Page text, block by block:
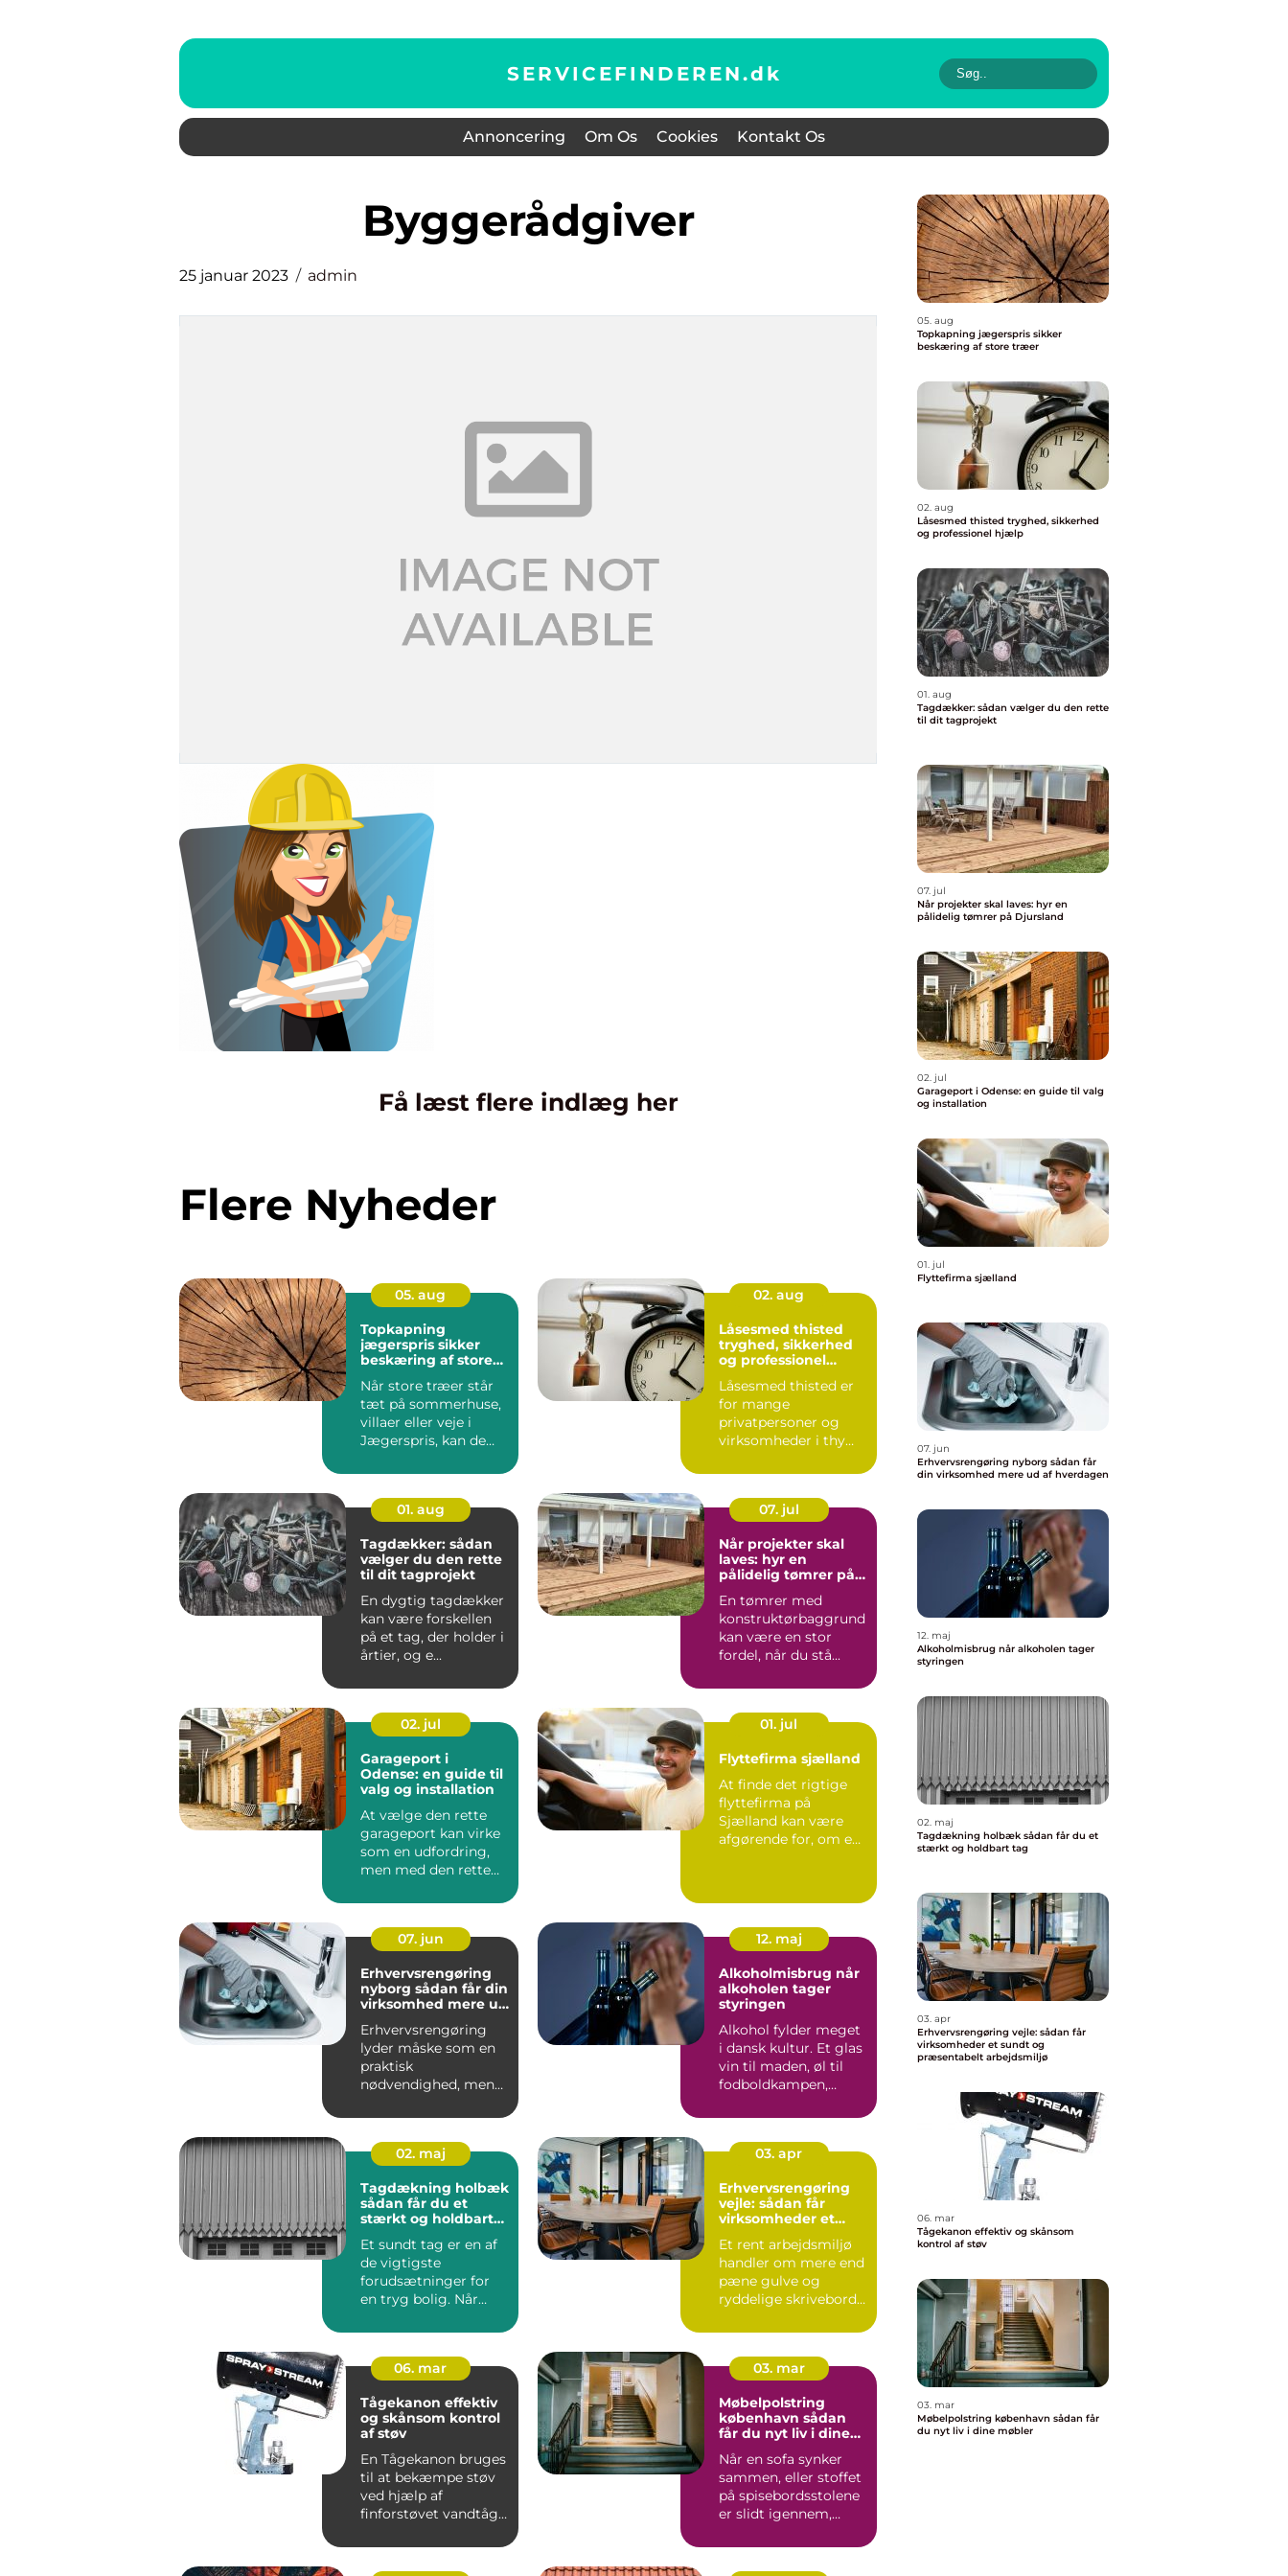
SERVICEFINDEREN.dk
Annoncering Om Os Cookies Kontakt Os
byggerådgiver
25 januar 2023 admin
Få læst flere indlæg her
Flere Nyheder
05. aug
Topkapning
jægerspris sikker
beskæring af store
Når store træer står
tæt på sommerhuse,
villaer eller veje i
Jægerspris, kan de
02. aug
Låsesmed thisted
tryghed, sikkerhed
og professionel
Låsesmed thisted er
for mange
privatpersoner og
virksomheder i thy
tryghed, hurtig hjæ...
01. aug
Tagdækker: sådan
vælger du den rette
til dit tagprojekt
En dygtig tagdækker
kan være forskellen
på et tag, der holder i
årtier, og e...
07. jul
Når projekter skal
laves: hyr en
pålidelig tømrer på
En tømrer med
konstruktørbaggrund
kan være en stor
fordel, når du stå...
02. jul
Garageport i
Odense: en guide til
valg og installation
At vælge den rette
garageport kan virke
som en udfordring,
men med den rette
01. jul
Flyttefirma sjælland
At finde det rigtige
flyttefirma på
Sjælland kan være
afgørende for, om en
07. jun
Erhvervsrengøring
nyborg sådan får din
virksomhed mere ud
Erhvervsrengøring
lyder måske som en
praktisk
nødvendighed, men
virksomheder i
Nyborg er d...
12. maj
Alkoholmisbrug når
alkoholen tager
styringen
Alkohol fylder meget
i dansk kultur. Et glas
vin til maden, øl til
fodboldkampen,
02. maj
Tagdækning holbæk
sådan får du et
stærkt og holdbart
Et sundt tag er en af
de vigtigste
forudsætninger for
en tryg bolig. Når
fugt f...
03. apr
Erhvervsrengøring
vejle: sådan får
virksomheder et
præsentabelt
arbejdsmiljø
Et rent arbejdsmiljø
handler om mere end
pæne gulve og
ryddelige skriveborde.
virksomheder...
06. mar
Tågekanon effektiv
og skånsom kontrol
af støv
En Tågekanon bruges
til at bekæmpe støv
ved hjælp af
finforstøvet vandtåge.
ud s...
03. mar
Møbelpolstring
københavn sådan
får du nyt liv i dine
Når en sofa synker
sammen, eller stoffet
på spisebordsstolene
er slidt igennem,
05. aug
Topkapning jægerspris sikker
beskæring af store træer
02. aug
Låsesmed thisted tryghed, sikkerhed
og professionel hjælp
01. aug
Tagdækker: sådan vælger du den rette
til dit tagprojekt
07. jul
Når projekter skal laves: hyr en
pålidelig tømrer på Djursland
02. jul
Garageport i Odense: en guide til valg
og installation
01. jul
Flyttefirma sjælland
07. jun
Erhvervsrengøring nyborg sådan får
din virksomhed mere ud af hverdagen
12. maj
Alkoholmisbrug når alkoholen tager
styringen
02. maj
Tagdækning holbæk sådan får du et
stærkt og holdbart tag
03. apr
Erhvervsrengøring vejle: sådan får
virksomheder et sundt og
præsentabelt arbejdsmiljø
06. mar
Tågekanon effektiv og skånsom
kontrol af støv
03. mar
Møbelpolstring københavn sådan får
du nyt liv i dine møbler